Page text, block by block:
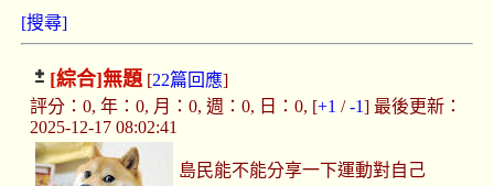
[搜尋]
[綜合]無題[22篇回應]
評分：0, 年：0, 月：0, 週：0, 日：0, [+1 /-1] 最後更新：
2025-12-17 08:02:41
島民能不能分享一下運動對自己